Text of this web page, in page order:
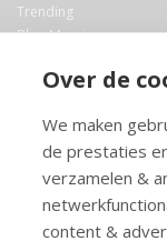
Over de
We maken
de prestaties
verzamelen &
content &
Trending
Blog Maurice
Bibliotheek
Info en service
FAQ
Doneren
Privacy
Voorwaarden